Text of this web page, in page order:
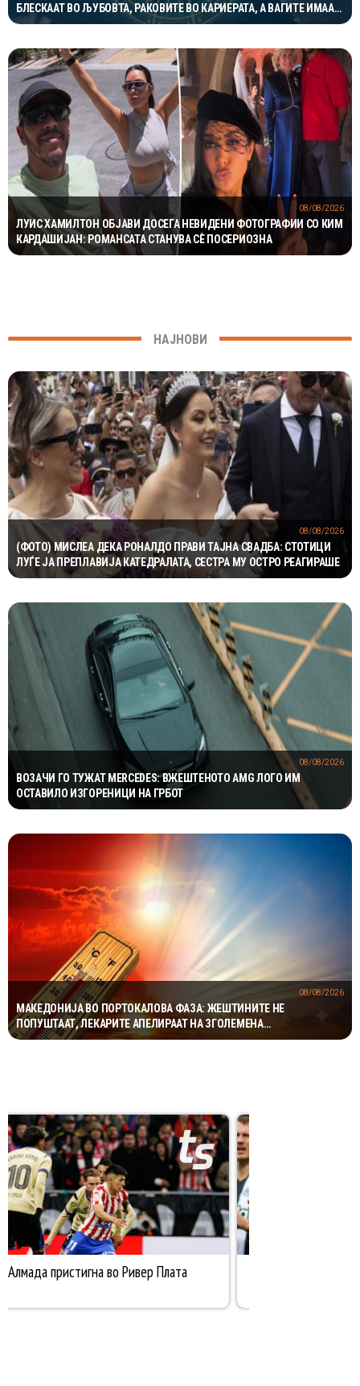
БЛЕСКААТ ВО ЉУБОВТА, РАКОВИТЕ ВО КАРИЕРАТА, А ВАГИТЕ ИМААТ
ОДЛИЧЕН ДЕН ЗА ХАРМОНИЈА
ЛУИС ХАМИЛТОН ОБЈАВИ ДОСЕГА НЕВИДЕНИ ФОТОГРАФИИ СО КИМ
КАРДАШИЈАН: РОМАНСАТА СТАНУВА СÈ ПОСЕРИОЗНА
08/08/2026
НАЈНОВИ
(ФОТО) МИСЛЕА ДЕКА РОНАЛДО ПРАВИ ТАЈНА СВАДБА: СТОТИЦИ
ЛУЃЕ ЈА ПРЕПЛАВИЈА КАТЕДРАЛАТА, СЕСТРА МУ ОСТРО РЕАГИРАШЕ
08/08/2026
ВОЗАЧИ ГО ТУЖАТ MERCEDES: ВЖЕШТЕНОТО AMG ЛОГО ИМ
ОСТАВИЛО ИЗГОРЕНИЦИ НА ГРБОТ
08/08/2026
МАКЕДОНИЈА ВО ПОРТОКАЛОВА ФАЗА: ЖЕШТИНИТЕ НЕ
ПОПУШТААТ, ЛЕКАРИТЕ АПЕЛИРААТ НА ЗГОЛЕМЕНА
ПРЕТПАЗЛИВОСТ
08/08/2026